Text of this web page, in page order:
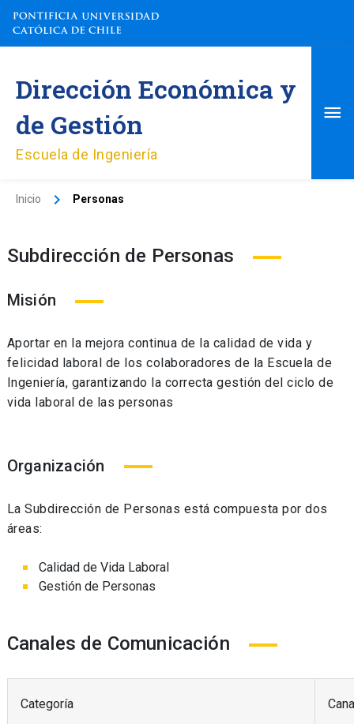
contenido
Dirección Económica y
de Gestión
Escuela de Ingeniería
Inicio Personas
Subdirección de Personas
Misión
Aportar en la mejora continua de la calidad de vida y
felicidad laboral de los colaboradores de la Escuela de
Ingeniería, garantizando la correcta gestión del ciclo de
vida laboral de las personas
Organización
La Subdirección de Personas está compuesta por dos
áreas:
Calidad de Vida Laboral
Gestión de Personas
Canales de Comunicación
Categoría